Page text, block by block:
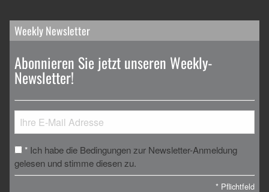
Weekly Newsletter
Abonnieren Sie jetzt unseren Weekly-
Newsletter!
* Ich habe die Bedingungen zur Newsletter-Anmeldung
gelesen und stimme diesen zu.
* Pflichtfeld